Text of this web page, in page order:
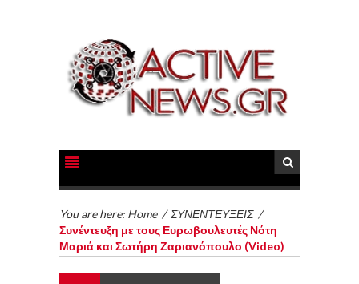
You are here: Home /ΣΥΝΕΝΤΕΥΞΕΙΣ /
Συνέντευξη με τους Ευρωβουλευτές Νότη
Μαριά και Σωτήρη Ζαριανόπουλο (Video)